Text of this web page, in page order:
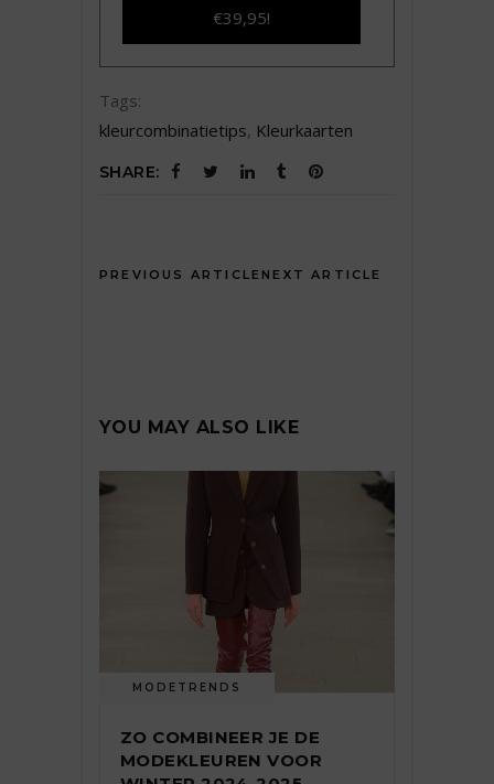
€39,95!
Tags:
kleurcombinatietips, Kleurkaarten
SHARE:
PREVIOUS ARTICLE NEXT ARTICLE
YOU MAY ALSO LIKE
MODETRENDS
ZO COMBINEER JE DE
MODEKLEUREN VOOR